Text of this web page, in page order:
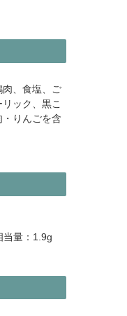
、食塩、ご
ック、黒こ
りんごを含
当量：1.9g